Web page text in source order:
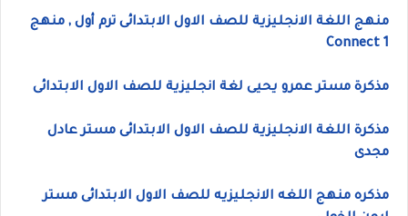
منهج اللغة الانجليزية للصف الاول الابتدائى ترم أول , منهج
Connect 1
مذكرة مستر عمرو يحيى لغة انجليزية للصف الاول الابتدائى
مذكرة اللغة الانجليزية للصف الاول الابتدائى مستر عادل
مجدى
مذكره منهج اللغه الانجليزيه للصف الاول الابتدائى مستر